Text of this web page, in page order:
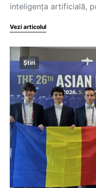
inteligența artificială,
Vezi articolul
Știri